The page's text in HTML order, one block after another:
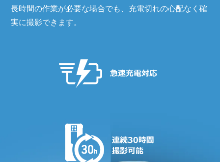
長時間の作業が必要な場合でも、充電切れの心配なく確
実に撮影できます。